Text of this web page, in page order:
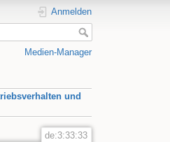
Anmelden
Medien-Manager
und
de:3:33:33